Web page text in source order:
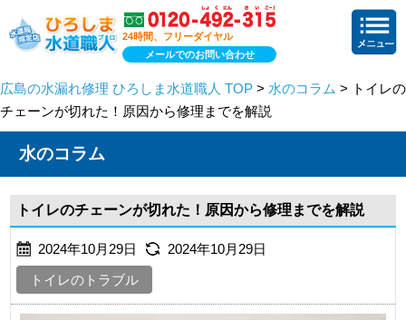
24時間、フリーダイヤル
メールでのお問い合わせ
広島の水漏れ修理 ひろしま水道職人 TOP > 水のコラム > トイレの
チェーンが切れた！原因から修理までを解説
水のコラム
トイレのチェーンが切れた！原因から修理までを解説
2024年10月29日
2024年10月29日
トイレのトラブル